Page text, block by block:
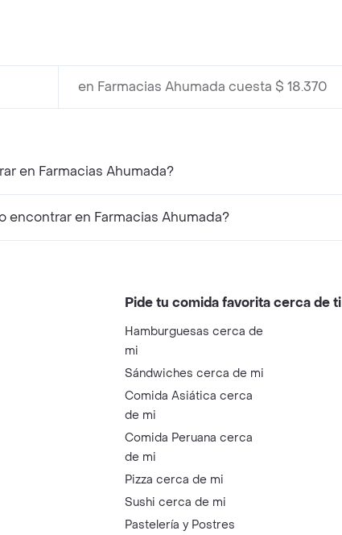
en Farmacias Ahumada cuesta $ 18.370
en Farmacias Ahumada?
en Farmacias Ahumada?
Pide tu comida favorita cerca de ti
Hamburguesas cerca de
mi
Sándwiches cerca de mi
Comida Asiática cerca
de mi
Comida Peruana cerca
de mi
Pizza cerca de mi
Sushi cerca de mi
Pastelería y Postres